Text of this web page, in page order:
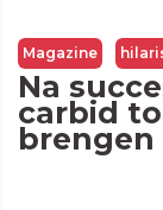
Magazine
Na
carbid
brengen